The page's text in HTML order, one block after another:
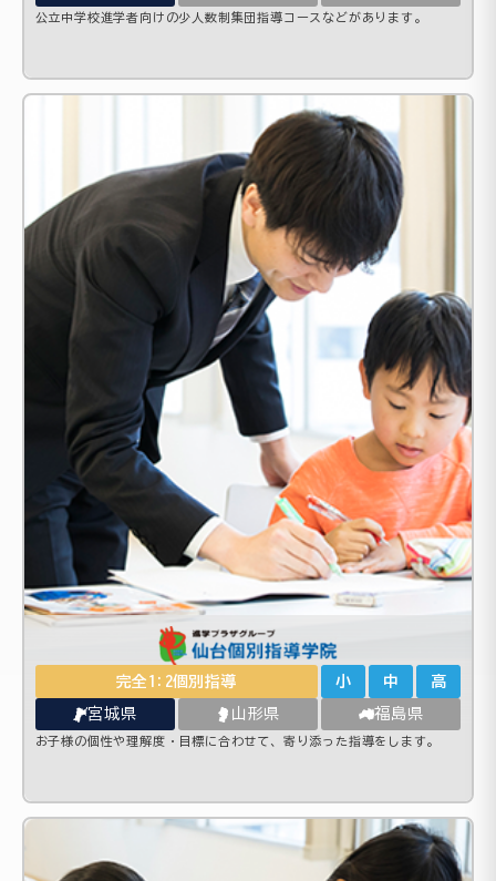
公立中学校進学者向けの少人数制集団指導コースなどがあります。
完全1:2個別指導 小 中 高
宮城県 山形県 福島県
お子様の個性や理解度・目標に合わせて、寄り添った指導をします。